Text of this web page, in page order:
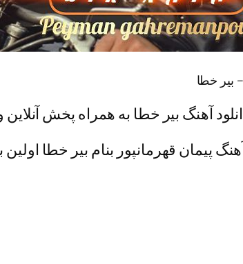
بیر خطا
آهنگ بیر خطا به همراه پخش آنلاین
پیمان قهرمانپور بنام بیر خطا